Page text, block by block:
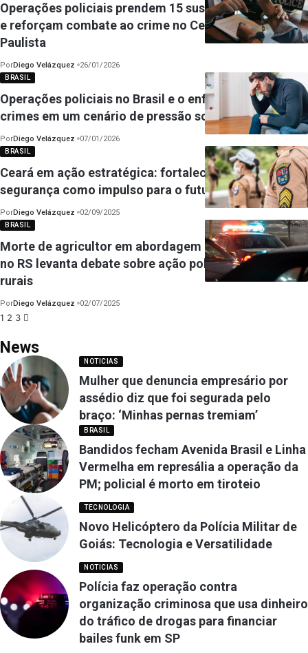
Operações policiais prendem 15 suspeitos de tráfico
e reforçam combate ao crime no Centro-Oeste
Paulista
PorDiego Velázquez 26/01/2026
BRASIL
Operações policiais no Brasil e o enfrentamento aos
crimes em um cenário de pressão social
PorDiego Velázquez 07/01/2026
BRASIL
Ceará em ação estratégica: fortalecimento da
segurança como impulso para o futuro
PorDiego Velázquez 02/09/2025
BRASIL
Morte de agricultor em abordagem da Brigada Militar
no RS levanta debate sobre ação policial em áreas
rurais
PorDiego Velázquez 02/07/2025
1 2 3
News
NOTICIAS
Mulher que denuncia empresário por
assédio diz que foi segurada pelo
braço: ‘Minhas pernas tremiam’
BRASIL
Bandidos fecham Avenida Brasil e Linha
Vermelha em represália a operação da
PM; policial é morto em tiroteio
TECNOLOGIA
Novo Helicóptero da Polícia Militar de
Goiás: Tecnologia e Versatilidade
NOTICIAS
Polícia faz operação contra
organização criminosa que usa dinheiro
do tráfico de drogas para financiar
bailes funk em SP